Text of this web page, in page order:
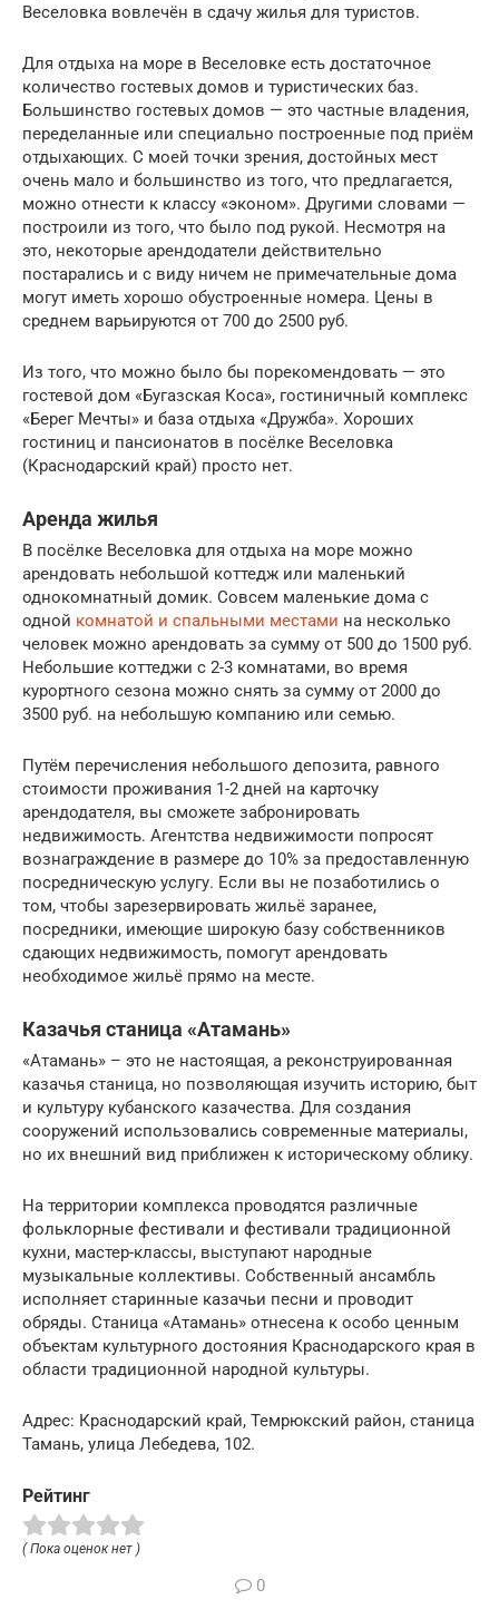
Веселовка вовлечён в сдачу жилья для туристов.
Для отдыха на море в Веселовке есть достаточное
количество гостевых домов и туристических баз.
Большинство гостевых домов — это частные владения,
переделанные или специально построенные под приём
отдыхающих. С моей точки зрения, достойных мест
очень мало и большинство из того, что предлагается,
можно отнести к классу «эконом». Другими словами —
построили из того, что было под рукой. Несмотря на
это, некоторые арендодатели действительно
постарались и с виду ничем не примечательные дома
могут иметь хорошо обустроенные номера. Цены в
среднем варьируются от 700 до 2500 руб.
Из того, что можно было бы порекомендовать — это
гостевой дом «Бугазская Коса», гостиничный комплекс
«Берег Мечты» и база отдыха «Дружба». Хороших
гостиниц и пансионатов в посёлке Веселовка
(Краснодарский край) просто нет.
Аренда жилья
В посёлке Веселовка для отдыха на море можно
арендовать небольшой коттедж или маленький
однокомнатный домик. Совсем маленькие дома с
одной комнатой и спальными местами на несколько
человек можно арендовать за сумму от 500 до 1500 руб.
Небольшие коттеджи с 2-3 комнатами, во время
курортного сезона можно снять за сумму от 2000 до
3500 руб. на небольшую компанию или семью.
Путём перечисления небольшого депозита, равного
стоимости проживания 1-2 дней на карточку
арендодателя, вы сможете забронировать
недвижимость. Агентства недвижимости попросят
вознаграждение в размере до 10% за предоставленную
посредническую услугу. Если вы не позаботились о
том, чтобы зарезервировать жильё заранее,
посредники, имеющие широкую базу собственников
сдающих недвижимость, помогут арендовать
необходимое жильё прямо на месте.
Казачья станица «Атамань»
«Атамань» – это не настоящая, а реконструированная
казачья станица, но позволяющая изучить историю, быт
и культуру кубанского казачества. Для создания
сооружений использовались современные материалы,
но их внешний вид приближен к историческому облику.
На территории комплекса проводятся различные
фольклорные фестивали и фестивали традиционной
кухни, мастер-классы, выступают народные
музыкальные коллективы. Собственный ансамбль
исполняет старинные казачьи песни и проводит
обряды. Станица «Атамань» отнесена к особо ценным
объектам культурного достояния Краснодарского края в
области традиционной народной культуры.
Адрес: Краснодарский край, Темрюкский район, станица
Тамань, улица Лебедева, 102.
Рейтинг
( Пока оценок нет )
0